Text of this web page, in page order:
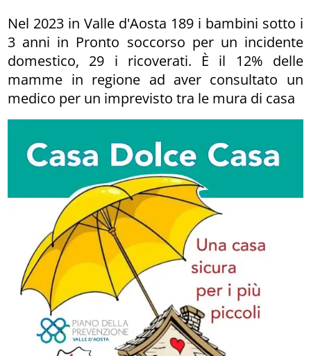
Nel 2023 in Valle d'Aosta 189 i bambini sotto i
3 anni in Pronto soccorso per un incidente
domestico, 29 i ricoverati. È il 12% delle
mamme in regione ad aver consultato un
medico per un imprevisto tra le mura di casa